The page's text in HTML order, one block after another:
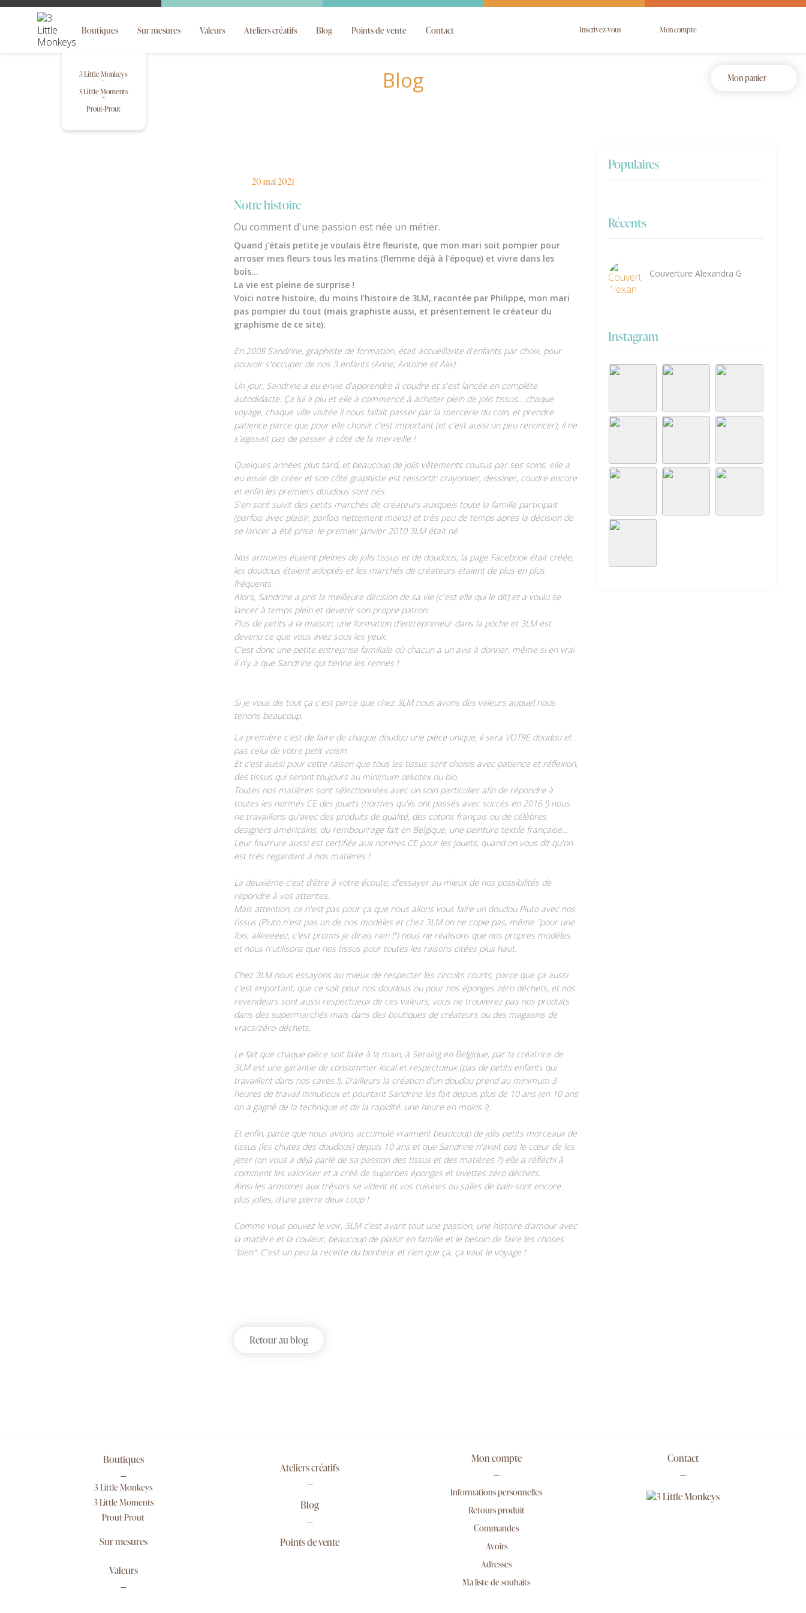
Boutiques
3 Little Monkeys
3 Little Moments
Prout-Prout
Sur mesures Valeurs Ateliers créatifs Blog Points de vente Contact Inscrivez-vous Mon compte
Mon panier
Blog
20 mai 2021
Notre histoire
Ou comment d'une passion est née un métier.
Quand j'étais petite je voulais être fleuriste, que mon mari soit pompier pour
arroser mes fleurs tous les matins (flemme déjà à l'époque) et vivre dans les
bois...
La vie est pleine de surprise !
Voici notre histoire, du moins l'histoire de 3LM, racontée par Philippe, mon mari
pas pompier du tout (mais graphiste aussi, et présentement le créateur du
graphisme de ce site):
En 2008 Sandrine, graphiste de formation, était accueillante d'enfants par choix, pour
pouvoir s'occuper de nos 3 enfants (Anne, Antoine et Alix).
Un jour, Sandrine a eu envie d'apprendre à coudre et s'est lancée en complète
autodidacte. Ça lui a plu et elle a commencé à acheter plein de jolis tissus... chaque
voyage, chaque ville visitée il nous fallait passer par la mercerie du coin, et prendre
patience parce que pour elle choisir c'est important (et c'est aussi un peu renoncer), il ne
s'agissait pas de passer à côté de la merveille !
Quelques années plus tard, et beaucoup de jolis vêtements cousus par ses soins, elle a
eu envie de créer et son côté graphiste est ressortit: crayonner, dessiner, coudre encore
et enfin les premiers doudous sont nés.
S'en sont suivit des petits marchés de créateurs auxquels toute la famille participait
(parfois avec plaisir, parfois nettement moins) et très peu de temps après la décision de
se lancer a été prise: le premier janvier 2010 3LM était né
Nos armoires étaient pleines de jolis tissus et de doudous, la page Facebook était créée,
les doudous étaient adoptés et les marchés de créateurs étaient de plus en plus
fréquents.
Alors, Sandrine a pris la meilleure décision de sa vie (c'est elle qui le dit) et a voulu se
lancer à temps plein et devenir son propre patron.
Plus de petits à la maison, une formation d'entrepreneur dans la poche et 3LM est
devenu ce que vous avez sous les yeux.
C'est donc une petite entreprise familiale où chacun a un avis à donner, même si en vrai
il n'y a que Sandrine qui tienne les rennes !
Si je vous dis tout ça c'est parce que chez 3LM nous avons des valeurs auquel nous
tenons beaucoup.
La première c'est de faire de chaque doudou une pièce unique, il sera VOTRE doudou et
pas celui de votre petit voisin.
Et c'est aussi pour cette raison que tous les tissus sont choisis avec patience et réflexion,
des tissus qui seront toujours au minimum œkotex ou bio.
Toutes nos matières sont sélectionnées avec un soin particulier afin de répondre à
toutes les normes CE des jouets (normes qu'ils ont passés avec succès en 2016 !) nous
ne travaillons qu'avec des produits de qualité, des cotons français ou de célèbres
designers américains, du rembourrage fait en Belgique, une peinture textile française...
Leur fourrure aussi est certifiée aux normes CE pour les jouets, quand on vous dit qu'on
est très regardant à nos matières !
La deuxième c'est d'être à votre écoute, d'essayer au mieux de nos possibilités de
répondre à vos attentes.
Mais attention, ce n'est pas pour ça que nous allons vous faire un doudou Pluto avec nos
tissus (Pluto n'est pas un de nos modèles et chez 3LM on ne copie pas, même "pour une
fois, alleeeeez, c'est promis je dirais rien !") nous ne réalisons que nos propres modèles
et nous n'utilisons que nos tissus pour toutes les raisons citées plus haut.
Chez 3LM nous essayons au mieux de respecter les circuits courts, parce que ça aussi
c'est important, que ce soit pour nos doudous ou pour nos éponges zéro déchets, et nos
revendeurs sont aussi respectueux de ces valeurs, vous ne trouverez pas nos produits
dans des supermarchés mais dans des boutiques de créateurs ou des magasins de
vracs/zéro-déchets.
Le fait que chaque pièce soit faite à la main, à Seraing en Belgique, par la créatrice de
3LM est une garantie de consommer local et respectueux (pas de petits enfants qui
travaillent dans nos caves !). D'ailleurs la création d'un doudou prend au minimum 3
heures de travail minutieux et pourtant Sandrine les fait depuis plus de 10 ans (en 10 ans
on a gagné de la technique et de la rapidité: une heure en moins !).
Et enfin, parce que nous avions accumulé vraiment beaucoup de jolis petits morceaux de
tissus (les chutes des doudous) depuis 10 ans et que Sandrine n'avait pas le cœur de les
jeter (on vous a déjà parlé de sa passion des tissus et des matières ?) elle a réfléchi à
comment les valoriser et a créé de superbes éponges et lavettes zéro déchets.
Ainsi les armoires aux trésors se vident et vos cuisines ou salles de bain sont encore
plus jolies, d'une pierre deux coup !
Comme vous pouvez le voir, 3LM c'est avant tout une passion, une histoire d'amour avec
la matière et la couleur, beaucoup de plaisir en famille et le besoin de faire les choses
"bien". C'est un peu la recette du bonheur et rien que ça, ça vaut le voyage !
Retour au blog
Populaires
Récents
Couverture Alexandra G
Instagram
Boutiques
3 Little Monkeys
3 Little Moments
Prout-Prout
Sur mesures
Valeurs
Ateliers créatifs
Blog
Points de vente
Mon compte
Informations personnelles
Retours produit
Commandes
Avoirs
Adresses
Ma liste de souhaits
Contact